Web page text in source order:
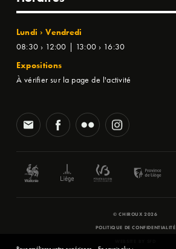
Lundi › Vendredi
08:30 › 12:00 | 13:00 › 16:30
Expositions
À vérifier sur la page de l'activité
© CHIROUX 2026
POLITIQUE DE CONFIDENTIALITÉ